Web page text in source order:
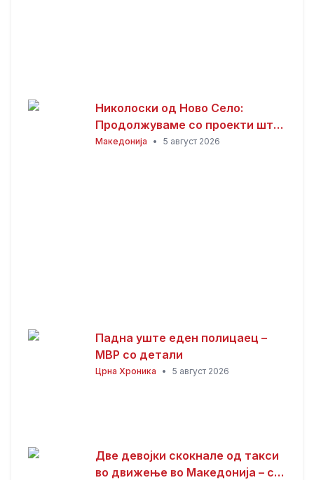
Николоски од Ново Село:
Продолжуваме со проекти што
носат развој и подобар живот
Македонија • 5 август 2026
Падна уште еден полицаец –
МВР со детали
Црна Хроника • 5 август 2026
Две девојки скокнале од такси
во движење во Македонија – се